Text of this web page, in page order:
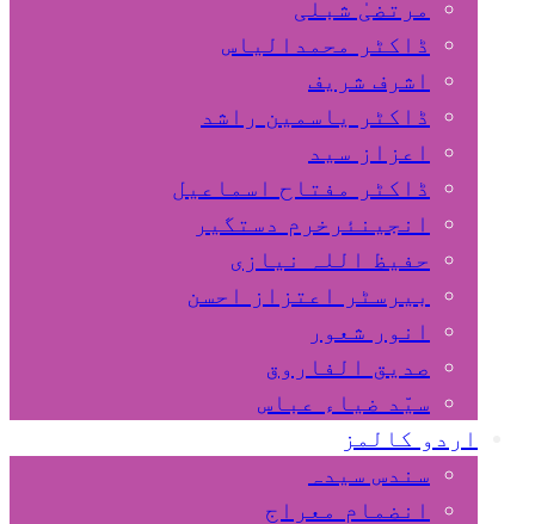
مرتضیٰ شبلی
ڈاکٹر محمدالیاس
اشرف شریف
ڈاکٹر یاسمین راشد
اعزاز سید
ڈاکٹر مفتاح اسماعیل
انجینئرخرم دستگیر
حفیظ اللہ نیازی
بیرسٹر اعتزاز احسن
انور شعور
صدیق الفاروق
سیّد ضیاء عباس
اردو کالمز
سندس سیدہ
انضمام معراج